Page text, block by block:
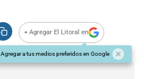
+ Agregar El Litoral en
Agregar a tus medios preferidos en Google